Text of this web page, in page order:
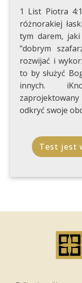
1 List Piotra
różnorakiej
tym darem,
"dobrym
rozwijać i
to by służyć
innych.
odkryć swoje
Test jest